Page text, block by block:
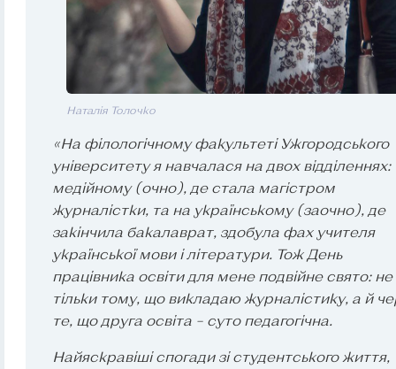
Наталія Толочко
«На філологічному факультеті Ужгородського
університету я навчалася на двох відділеннях:
медійному (очно), де стала магістром
журналістки, та на українському (заочно), де
закінчила бакалаврат, здобула фах учителя
української мови і літератури. Тож День
працівника освіти для мене подвійне свято: не
тільки тому, що викладаю журналістику, а й
те, що друга освіта – суто педагогічна.
Найяскравіші спогади зі студентського життя,